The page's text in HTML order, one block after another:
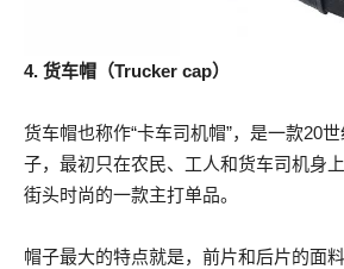
4. 货车帽（Trucker cap）
货车帽也称作“卡车司机帽”，是一款20
子，最初只在农民、工人和货车司机身
街头时尚的一款主打单品。
帽子最大的特点就是，前片和后片的面